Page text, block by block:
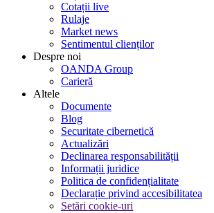
Cotații live
Rulaje
Market news
Sentimentul clienților
Despre noi
OANDA Group
Carieră
Altele
Documente
Blog
Securitate cibernetică
Actualizări
Declinarea responsabilității
Informații juridice
Politica de confidențialitate
Declarație privind accesibilitatea
Setări cookie-uri